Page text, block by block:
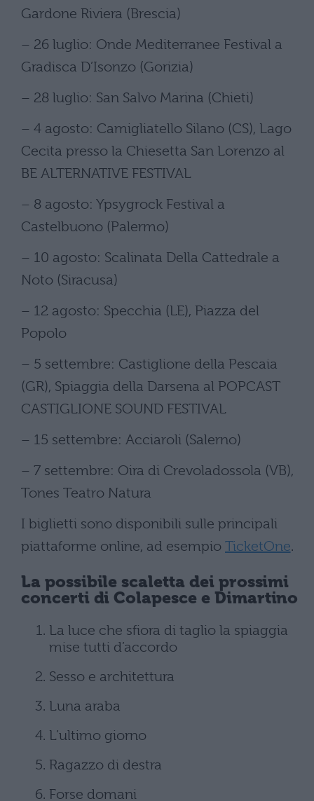
Gardone Riviera (Brescia)
– 26 luglio: Onde Mediterranee Festival a
Gradisca D’Isonzo (Gorizia)
– 28 luglio: San Salvo Marina (Chieti)
– 4 agosto: Camigliatello Silano (CS), Lago
Cecita presso la Chiesetta San Lorenzo al
BE ALTERNATIVE FESTIVAL
– 8 agosto: Ypsygrock Festival a
Castelbuono (Palermo)
– 10 agosto: Scalinata Della Cattedrale a
Noto (Siracusa)
– 12 agosto: Specchia (LE), Piazza del
Popolo
– 5 settembre: Castiglione della Pescaia
(GR), Spiaggia della Darsena al POPCAST
CASTIGLIONE SOUND FESTIVAL
– 15 settembre: Acciaroli (Salerno)
– 7 settembre: Oira di Crevoladossola (VB),
Tones Teatro Natura
I biglietti sono disponibili sulle principali
piattaforme online, ad esempio TicketOne.
La possibile scaletta dei prossimi
concerti di Colapesce e Dimartino
La luce che sfiora di taglio la spiaggia
mise tutti d’accordo
Sesso e architettura
Luna araba
L’ultimo giorno
Ragazzo di destra
Forse domani